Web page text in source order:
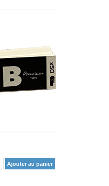
Ajouter au panier